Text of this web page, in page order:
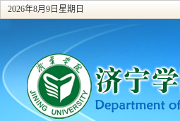
2026年8月9日星期日